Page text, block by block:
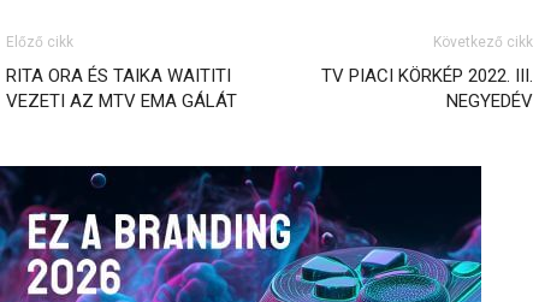
Előző cikk
RITA ORA ÉS TAIKA WAITITI
VEZETI AZ MTV EMA GÁLÁT
Következő cikk
TV PIACI KÖRKÉP 2022. III.
NEGYEDÉV